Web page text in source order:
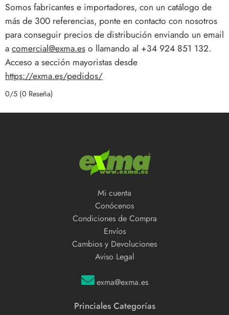
Somos fabricantes e importadores, con un catálogo de
más de 300 referencias, ponte en contacto con nosotros
para conseguir precios de distribución enviando un email
acomercial@exma.eso llamando al +34 924 851 132.
Acceso a sección mayoristas desde
https://exma.es/pedidos/
0/5 (0 Reseña)
Mi cuenta
Conócenos
Condiciones de Compra
Envíos
Cambios y Devoluciones
Aviso Legal
exma@exma.es
Princiales Categorías